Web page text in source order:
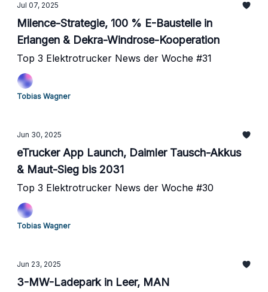
Jul 07, 2025
Milence-Strategie, 100 % E-Baustelle in
Erlangen & Dekra-Windrose-Kooperation
Top 3 Elektrotrucker News der Woche #31
Tobias Wagner
Jun 30, 2025
eTrucker App Launch, Daimler Tausch-Akkus
& Maut-Sieg bis 2031
Top 3 Elektrotrucker News der Woche #30
Tobias Wagner
Jun 23, 2025
3-MW-Ladepark in Leer, MAN